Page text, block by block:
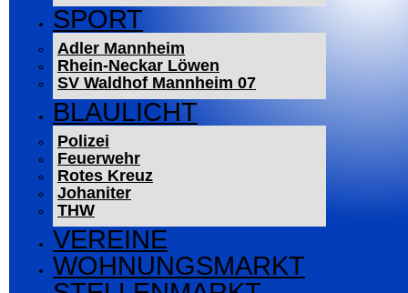
SPORT
Adler Mannheim
Rhein-Neckar Löwen
SV Waldhof Mannheim 07
BLAULICHT
Polizei
Feuerwehr
Rotes Kreuz
Johaniter
THW
VEREINE
WOHNUNGSMARKT